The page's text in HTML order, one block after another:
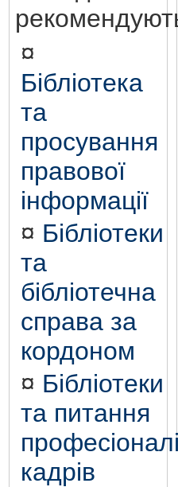
¤
Бібліотека
та
просування
правової
інформації
¤ Бібліотеки
та
бібліотечна
справа за
кордоном
¤ Бібліотеки
та питання
кадрів